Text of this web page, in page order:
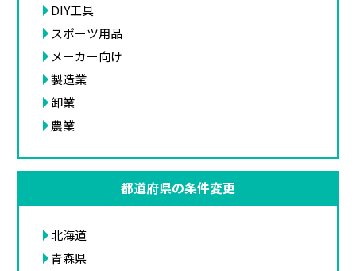
DIY工具
スポーツ用品
メーカー向け
製造業
卸業
農業
都道府県の条件変更
北海道
青森県